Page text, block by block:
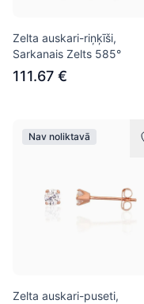
Zelta auskari-riņķīši,
Sarkanais Zelts 585°
111.67 €
Nav noliktavā
Zelta auskari-puseti,